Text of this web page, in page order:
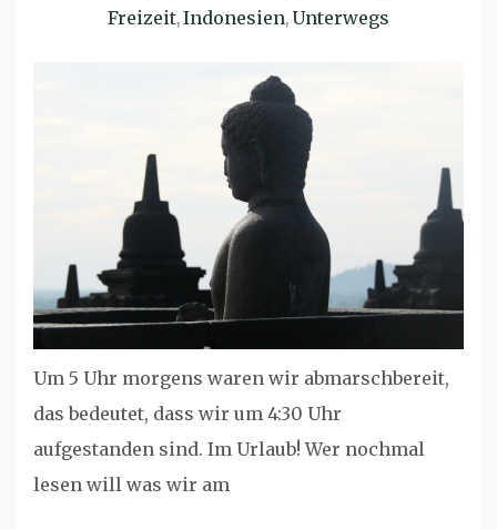
Freizeit,Indonesien, Unterwegs
Um 5 Uhr morgens waren wir abmarschbereit,
das bedeutet, dass wir um 4:30 Uhr
aufgestanden sind. Im Urlaub! Wer nochmal
lesen will was wir am